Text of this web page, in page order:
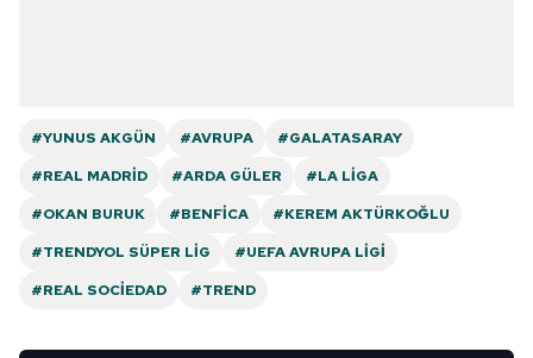
#YUNUS AKGÜN #AVRUPA
#GALATASARAY
#REAL MADRID
#ARDA GÜLER
#LA LIGA
#OKAN BURUK
#BENFICA
#KEREM AKTÜRKOĞLU
#TRENDYOL SÜPER LIG
#UEFA AVRUPA LIGI
#REAL SOCIEDAD
#TREND